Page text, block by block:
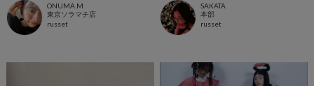
ONUMA.M
東京ソラマチ店
russet
SAKATA
本部
russet